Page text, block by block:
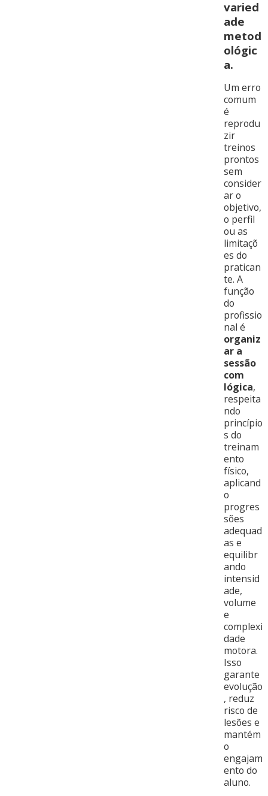
varied
ade
metod
ológic
a.
Um erro
comum
é
reprodu
zir
treinos
prontos
sem
consider
ar o
objetivo,
o perfil
ou as
limitaçõ
es do
pratican
te. A
função
do
profissio
nal é
organiz
ar a
sessão
com
lógica,
respeita
ndo
princípio
s do
treinam
ento
físico,
aplicand
o
progres
sões
adequad
as e
equilibr
ando
intensid
ade,
volume
e
complexi
dade
motora.
Isso
garante
evolução
, reduz
risco de
lesões e
mantém
o
engajam
ento do
aluno.